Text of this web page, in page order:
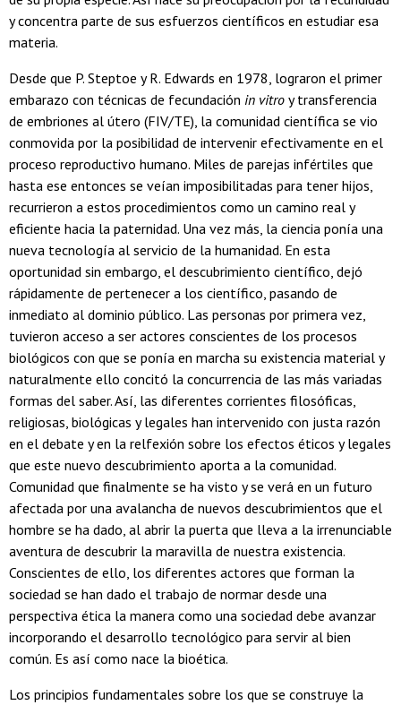
y concentra parte de sus esfuerzos científicos en estudiar esa
materia.
Desde que P. Steptoe y R. Edwards en 1978, lograron el primer
embarazo con técnicas de fecundación in vitro y transferencia
de embriones al útero (FIV/TE), la comunidad científica se vio
conmovida por la posibilidad de intervenir efectivamente en el
proceso reproductivo humano. Miles de parejas infértiles que
hasta ese entonces se veían imposibilitadas para tener hijos,
recurrieron a estos procedimientos como un camino real y
eficiente hacia la paternidad. Una vez más, la ciencia ponía una
nueva tecnología al servicio de la humanidad. En esta
oportunidad sin embargo, el descubrimiento científico, dejó
rápidamente de pertenecer a los científico, pasando de
inmediato al dominio público. Las personas por primera vez,
tuvieron acceso a ser actores conscientes de los procesos
biológicos con que se ponía en marcha su existencia material y
naturalmente ello concitó la concurrencia de las más variadas
formas del saber. Así, las diferentes corrientes filosóficas,
religiosas, biológicas y legales han intervenido con justa razón
en el debate y en la relfexión sobre los efectos éticos y legales
que este nuevo descubrimiento aporta a la comunidad.
Comunidad que finalmente se ha visto y se verá en un futuro
afectada por una avalancha de nuevos descubrimientos que el
hombre se ha dado, al abrir la puerta que lleva a la irrenunciable
aventura de descubrir la maravilla de nuestra existencia.
Conscientes de ello, los diferentes actores que forman la
sociedad se han dado el trabajo de normar desde una
perspectiva ética la manera como una sociedad debe avanzar
incorporando el desarrollo tecnológico para servir al bien
común. Es así como nace la bioética.
Los principios fundamentales sobre los que se construye la